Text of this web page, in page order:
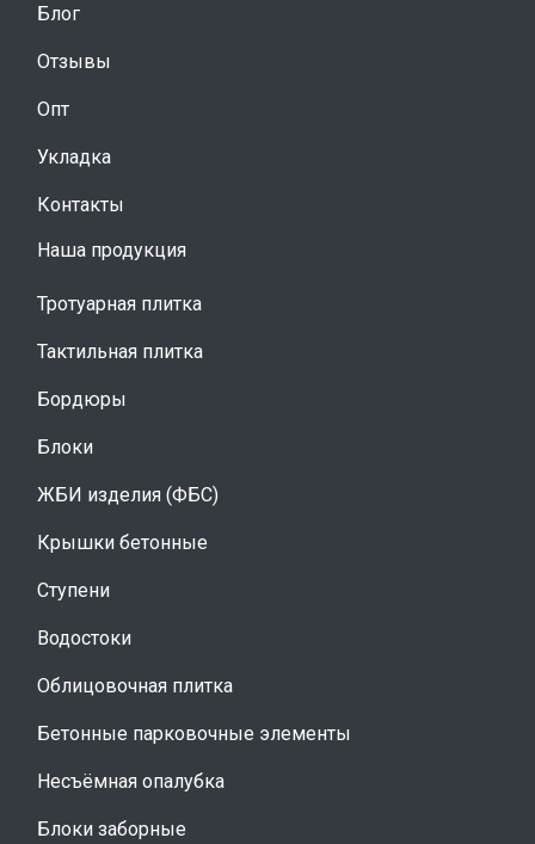
Блог
Отзывы
Опт
Укладка
Контакты
Наша продукция
Тротуарная плитка
Тактильная плитка
Бордюры
Блоки
ЖБИ изделия (ФБС)
Крышки бетонные
Ступени
Водостоки
Облицовочная плитка
Бетонные парковочные элементы
Несъёмная опалубка
Блоки заборные